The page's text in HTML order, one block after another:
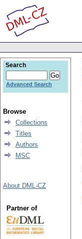
Search
Advanced Search
Browse
Collections
Titles
Authors
MSC
About DML-CZ
Partner of